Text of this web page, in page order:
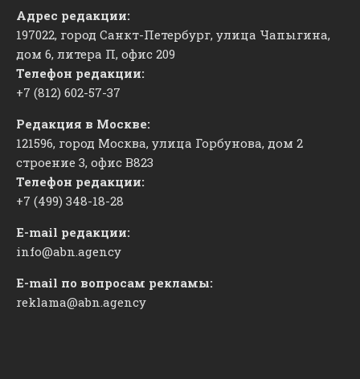
Адрес редакции:
197022, город Санкт-Петербург, улица Чапыгина,
дом 6, литера П, офис 209
Телефон редакции:
+7 (812) 602-57-37
Редакция в Москве:
121596, город Москва, улица Горбунова, дом 2
строение 3, офис ​В823
Телефон редакции:
+7 (499) 348-18-28
E-mail редакции:
info@abn.agency
E-mail по вопросам рекламы:
reklama@abn.agency